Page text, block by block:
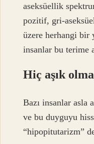
aseksüellik
pozitif, gri-
üzere herhangi bir
insanlar bu terime
Hiç aşık
Bazı insanlar asla
ve bu duyguyu
“hipopitutarizm”